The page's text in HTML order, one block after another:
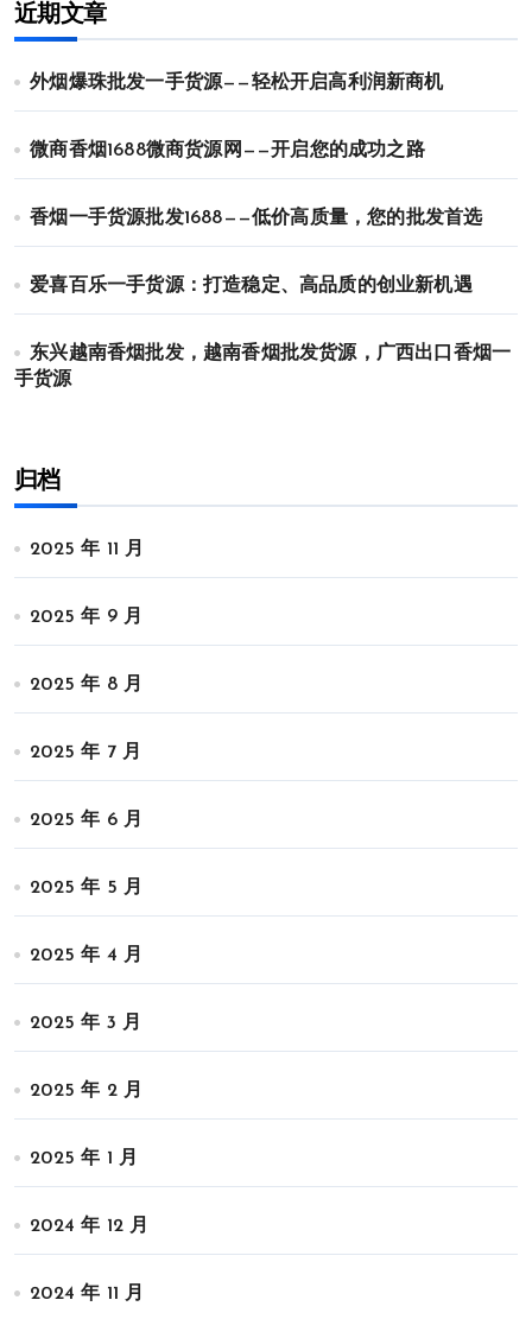
近期文章
外烟爆珠批发一手货源——轻松开启高利润新商机
微商香烟1688微商货源网——开启您的成功之路
香烟一手货源批发1688——低价高质量，您的批发首选
爱喜百乐一手货源：打造稳定、高品质的创业新机遇
东兴越南香烟批发，越南香烟批发货源，广西出口香烟一
手货源
归档
2025 年 11 月
2025 年 9 月
2025 年 8 月
2025 年 7 月
2025 年 6 月
2025 年 5 月
2025 年 4 月
2025 年 3 月
2025 年 2 月
2025 年 1 月
2024 年 12 月
2024 年 11 月